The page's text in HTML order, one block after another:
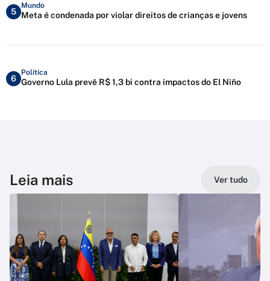
5
Mundo
Meta é condenada por violar direitos de crianças e jovens
6
Política
Governo Lula prevê R$ 1,3 bi contra impactos do El Niño
Leia mais Ver tudo